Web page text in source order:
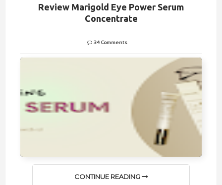
Review Marigold Eye Power Serum
Concentrate
34 Comments
CONTINUE READING